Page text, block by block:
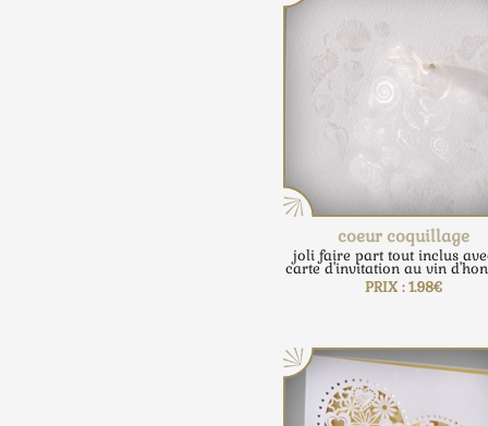
coeur coquillage
joli faire part tout inclus
carte d'invitation au vin
PRIX : 1.98€